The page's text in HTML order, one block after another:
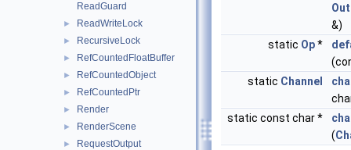
ReadGuard
► ReadWriteLock
► RecursiveLock
► RefCountedFloatBuffer
► RefCountedObject
► RefCountedPtr
► Render
► RenderScene
► RequestOutput
&)
static Op*
static Channel
static const char *
(